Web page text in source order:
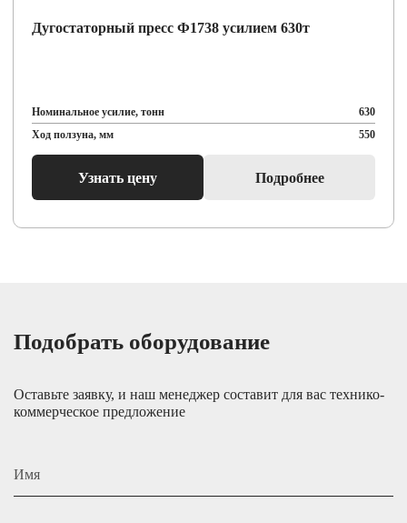
Дугостаторный пресс Ф1738 усилием 630т
Номинальное усилие, тонн
630
Ход ползуна, мм
550
Узнать цену Подробнее
Подобрать оборудование
Оставьте заявку, и наш менеджер составит для вас технико-
коммерческое предложение
Имя